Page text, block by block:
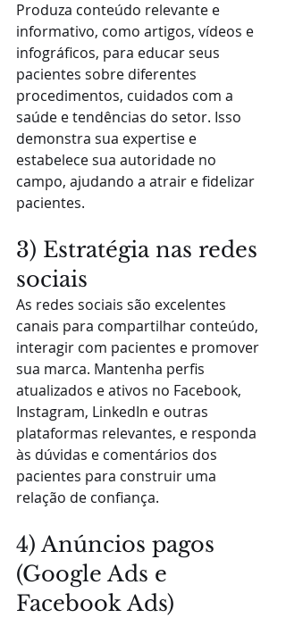
Produza conteúdo relevante e
informativo, como artigos, vídeos e
infográficos, para educar seus
pacientes sobre diferentes
procedimentos, cuidados com a
saúde e tendências do setor. Isso
demonstra sua expertise e
estabelece sua autoridade no
campo, ajudando a atrair e fidelizar
pacientes.
3) Estratégia nas redes
sociais
As redes sociais são excelentes
canais para compartilhar conteúdo,
interagir com pacientes e promover
sua marca. Mantenha perfis
atualizados e ativos no Facebook,
Instagram, LinkedIn e outras
plataformas relevantes, e responda
às dúvidas e comentários dos
pacientes para construir uma
relação de confiança.
4) Anúncios pagos
(Google Ads e
Facebook Ads)